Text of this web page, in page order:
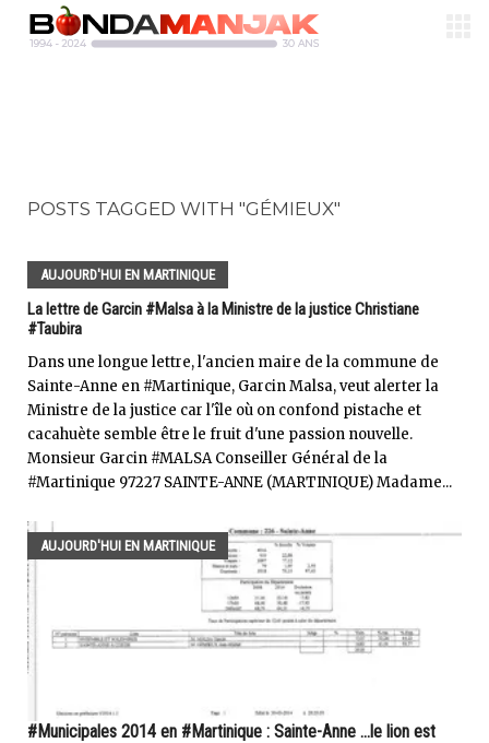
POSTS TAGGED WITH "GÉMIEUX"
AUJOURD'HUI EN MARTINIQUE
La lettre de Garcin #Malsa à la Ministre de la justice Christiane
#Taubira
Dans une longue lettre, l'ancien maire de la commune de
Sainte-Anne en #Martinique, Garcin Malsa, veut alerter la
Ministre de la justice car l'île où on confond pistache et
cacahuète semble être le fruit d'une passion nouvelle.
Monsieur Garcin #MALSA Conseiller Général de la
#Martinique 97227 SAINTE-ANNE (MARTINIQUE) Madame...
AUJOURD'HUI EN MARTINIQUE
#Municipales 2014 en #Martinique : Sainte-Anne ...le lion est